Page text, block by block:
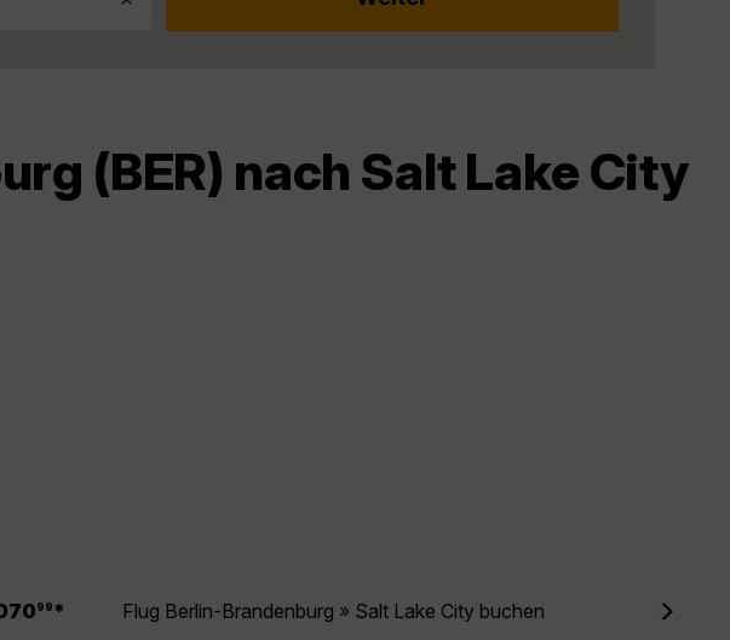
(BER) nach Salt Lake City
99 * Flug Berlin-Brandenburg » Salt Lake City buchen